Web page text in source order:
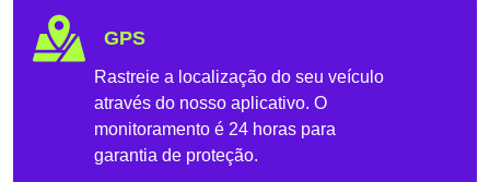
GPS
Rastreie a localização do seu veículo
através do nosso aplicativo. O
monitoramento é 24 horas para
garantia de proteção.